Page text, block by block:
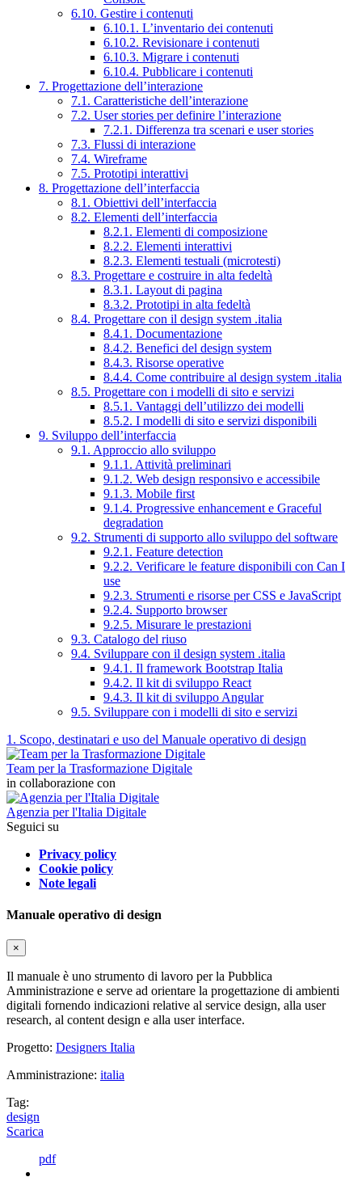
6.10. Gestire i contenuti
6.10.1. L’inventario dei contenuti
6.10.2. Revisionare i contenuti
6.10.3. Migrare i contenuti
6.10.4. Pubblicare i contenuti
7. Progettazione dell’interazione
7.1. Caratteristiche dell’interazione
7.2. User stories per definire l’interazione
7.2.1. Differenza tra scenari e user stories
7.3. Flussi di interazione
7.4. Wireframe
7.5. Prototipi interattivi
8. Progettazione dell’interfaccia
8.1. Obiettivi dell’interfaccia
8.2. Elementi dell’interfaccia
8.2.1. Elementi di composizione
8.2.2. Elementi interattivi
8.2.3. Elementi testuali (microtesti)
8.3. Progettare e costruire in alta fedeltà
8.3.1. Layout di pagina
8.3.2. Prototipi in alta fedeltà
8.4. Progettare con il design system .italia
8.4.1. Documentazione
8.4.2. Benefici del design system
8.4.3. Risorse operative
8.4.4. Come contribuire al design system .italia
8.5. Progettare con i modelli di sito e servizi
8.5.1. Vantaggi dell’utilizzo dei modelli
8.5.2. I modelli di sito e servizi disponibili
9. Sviluppo dell’interfaccia
9.1. Approccio allo sviluppo
9.1.1. Attività preliminari
9.1.2. Web design responsivo e accessibile
9.1.3. Mobile first
9.1.4. Progressive enhancement e Graceful
degradation
9.2. Strumenti di supporto allo sviluppo del software
9.2.1. Feature detection
9.2.2. Verificare le feature disponibili con Can I
use
9.2.3. Strumenti e risorse per CSS e JavaScript
9.2.4. Supporto browser
9.2.5. Misurare le prestazioni
9.3. Catalogo del riuso
9.4. Sviluppare con il design system .italia
9.4.1. Il framework Bootstrap Italia
9.4.2. Il kit di sviluppo React
9.4.3. Il kit di sviluppo Angular
9.5. Sviluppare con i modelli di sito e servizi
1. Scopo, destinatari e uso del Manuale operativo di design
Team per la Trasformazione Digitale
in collaborazione con
Agenzia per l'Italia Digitale
Seguici su
Privacy policy
Cookie policy
Note legali
Manuale operativo di design
×
Il manuale è uno strumento di lavoro per la Pubblica
Amministrazione e serve ad orientare la progettazione di ambienti
digitali fornendo indicazioni relative al service design, alla user
research, al content design e alla user interface.
Progetto: Designers Italia
Amministrazione: italia
Tag:
design
Scarica
pdf